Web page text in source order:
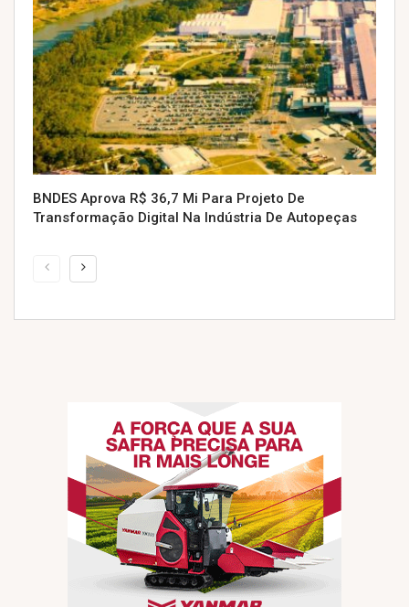
BNDES Aprova R$ 36,7 Mi Para Projeto De
Transformação Digital Na Indústria De Autopeças